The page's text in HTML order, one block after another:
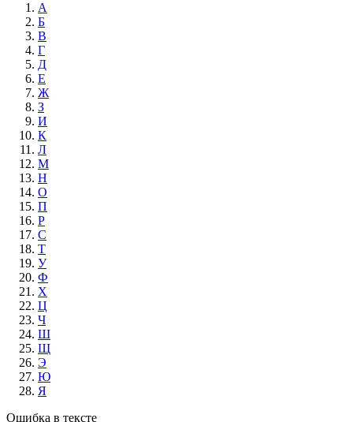
А
Б
В
Г
Д
Е
Ж
З
И
К
Л
М
Н
О
П
Р
С
Т
У
Ф
Х
Ц
Ч
Ш
Щ
Э
Ю
Я
Ошибка в тексте